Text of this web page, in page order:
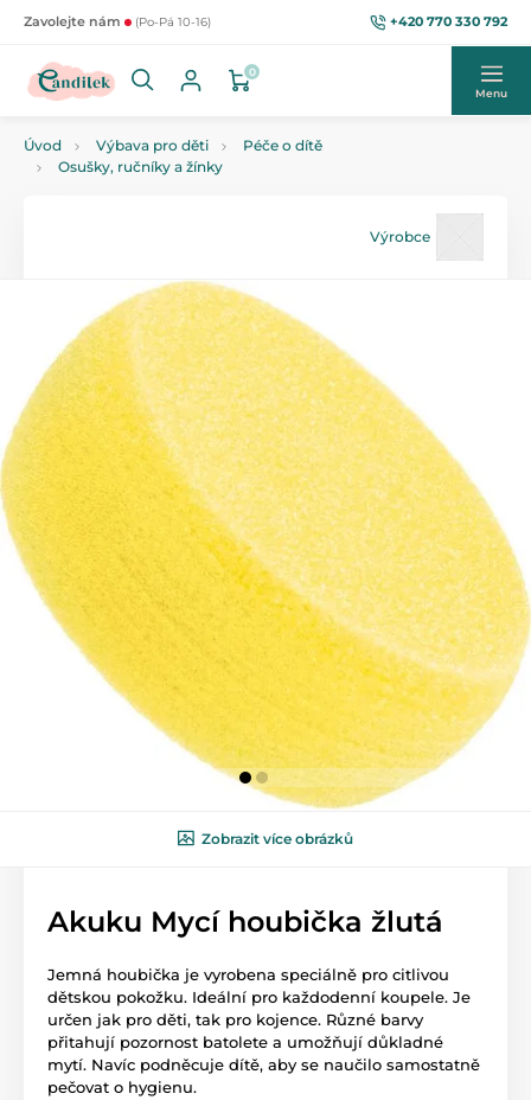
Zavolejte nám (Po-Pá 10-16) +420 770 330 792
0
Menu
Úvod Výbava pro děti
Péče o dítě
Osušky, ručníky a žínky
Výrobce
Zobrazit více obrázků
Akuku Mycí houbička žlutá
Jemná houbička je vyrobena speciálně pro citlivou
dětskou pokožku. Ideální pro každodenní koupele. Je
určen jak pro děti, tak pro kojence. Různé barvy
přitahují pozornost batolete a umožňují důkladné
mytí. Navíc podněcuje dítě, aby se naučilo samostatně
pečovat o hygienu.